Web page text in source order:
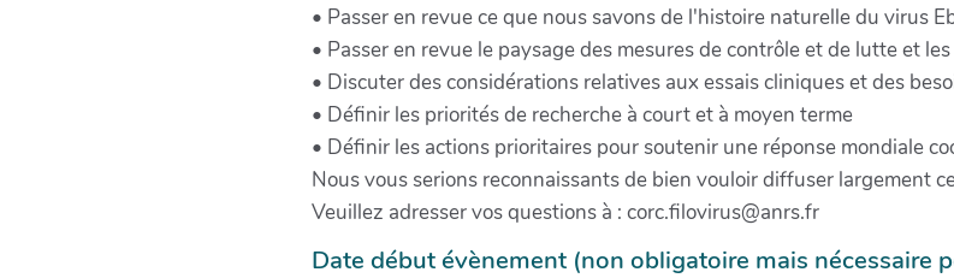
• Passer en revue ce que nous savons de l'histoire naturelle du virus
• Passer en revue le paysage des mesures de contrôle et de lutte et
• Discuter des considérations relatives aux essais cliniques et des
• Définir les priorités de recherche à court et à moyen terme
• Définir les actions prioritaires pour soutenir une réponse mondiale
Nous vous serions reconnaissants de bien vouloir diffuser largement
Veuillez adresser vos questions à : corc.filovirus@anrs.fr
Date début évènement (non obligatoire mais nécessaire